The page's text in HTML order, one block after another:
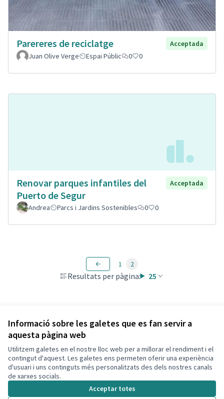
Informació sobre les galetes que es fan servir a
aquesta pàgina web
Utilitzem galetes en el nostre lloc web per a millorar el rendiment i el
contingut d'aquest. Les galetes ens permeten oferir una experiència
d'usuari i uns continguts més personalitzats des dels nostres canals
de xarxes socials.
Acceptar totes
Parereres de reciclatge
Acceptada
Juan Olive Verge
Espai Públic 0 0
Renovar parques infantiles del
Puerto de Segur
Acceptada
Andrea Parcs i Jardins Sostenibles 0 0
Resultats per pàgina: 25
1 2
Veure totes les propostes retirades
Termes i condicions d'ús
Configuració de les galetes
Decidim Calafell a X
(Enllaç extern)
Decidim Calafell a Facebook
Decidim Calafell a YouTube
Decidim Calafell a GitHub
(Enllaç extern)